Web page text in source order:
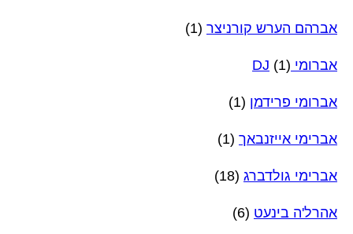
אברהם הערש קורניצר (1)
אברומי DJ (1)
אברומי פרידמן (1)
אברימי אייזנבאך (1)
אברימי גולדברג (18)
אהרל'ה בינעט (6)